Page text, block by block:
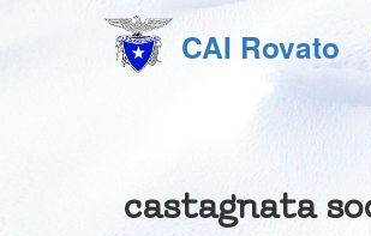
CAI Rovato
castagnata